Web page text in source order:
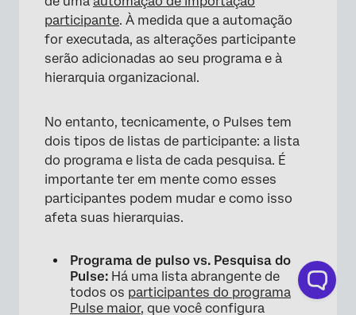
participante. À medida que a automação
for executada, as alterações participante
serão adicionadas ao seu programa e à
hierarquia organizacional.
No entanto, tecnicamente, o Pulses tem
dois tipos de listas de participante: a lista
do programa e lista de cada pesquisa. É
importante ter em mente como esses
participantes podem mudar e como isso
afeta suas hierarquias.
Programa de pulso vs. Pesquisa do
Pulse: Há uma lista abrangente de
todos os participantes do programa
Pulse maior, que você configura